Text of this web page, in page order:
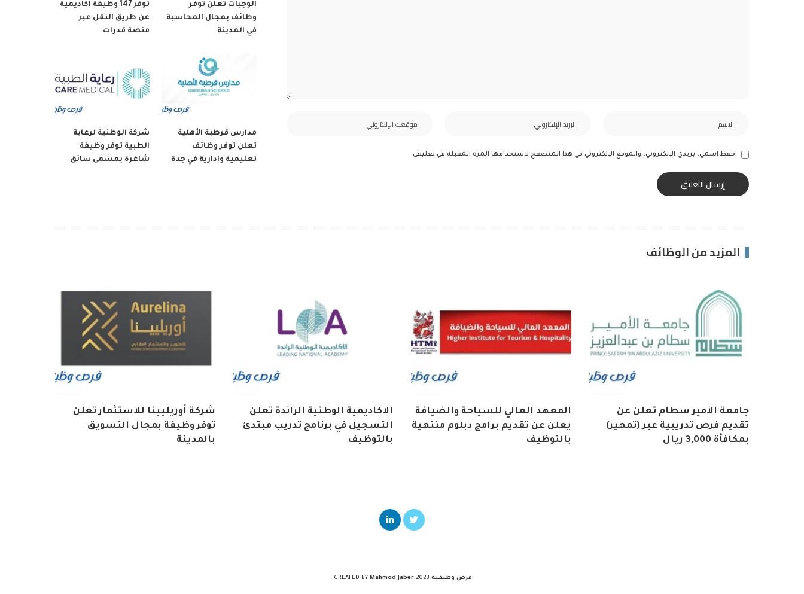
احفظ اسمي، بريدي الإلكتروني، والموقع الإلكتروني في هذا المتصفح لاستخدامها المرة المقبلة في تعليقي.
الوجبات تعلن توفر
وظائف بمجال المحاسبة
في المدينة
توفر 147 وظيفة أكاديمية
عن طريق النقل عبر
منصة قدرات
مدارس قرطبة الأهلية
تعلن توفر وظائف
تعليمية وإدارية في جدة
شركة الوطنية لرعاية
الطبية توفر وظيفة
شاغرة بمسمى سائق
المزيد من الوظائف
جامعة الأمير سطام تعلن عن
تقديم فرص تدريبية عبر (تمهير)
بمكافأة 3,000 ريال
المعهد العالي للسياحة والضيافة
يعلن عن تقديم برامج دبلوم منتهية
بالتوظيف
الأكاديمية الوطنية الرائدة تعلن
التسجيل في برنامج تدريب مبتدئ
بالتوظيف
شركة أوريليينا للاستثمار تعلن
توفر وظيفة بمجال التسويق
بالمدينة
فرص وظيفية 2023 CREATED BY
Mahmod Jaber
.